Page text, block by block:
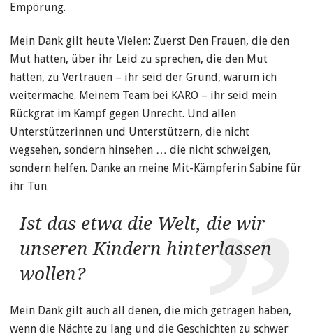
Empörung.
Mein Dank gilt heute Vielen: Zuerst Den Frauen, die den
Mut hatten, über ihr Leid zu sprechen, die den Mut
hatten, zu Vertrauen – ihr seid der Grund, warum ich
weitermache. Meinem Team bei KARO – ihr seid mein
Rückgrat im Kampf gegen Unrecht. Und allen
Unterstützerinnen und Unterstützern, die nicht
wegsehen, sondern hinsehen … die nicht schweigen,
sondern helfen. Danke an meine Mit-Kämpferin Sabine für
ihr Tun.
Ist das etwa die Welt, die wir
unseren Kindern hinterlassen
wollen?
Mein Dank gilt auch all denen, die mich getragen haben,
wenn die Nächte zu lang und die Geschichten zu schwer